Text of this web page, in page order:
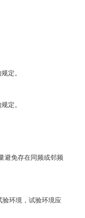
定。
定。
避免存在同频或邻频
环境，试验环境应